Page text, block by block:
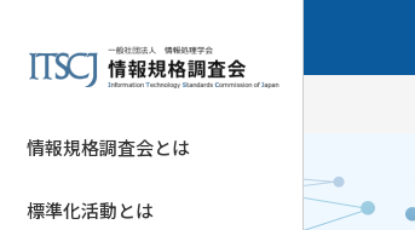
情報規格調査会とは
標準化活動とは